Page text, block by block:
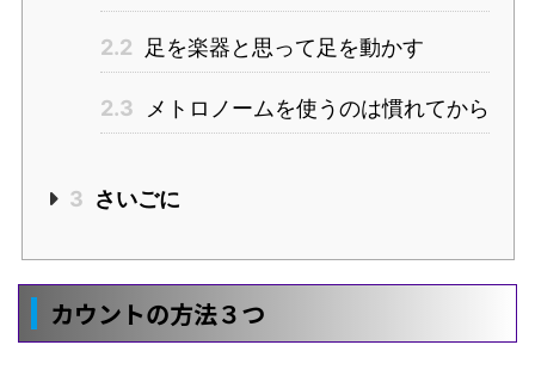
2.2 足を楽器と思って足を動かす
2.3 メトロノームを使うのは慣れてから
3 さいごに
カウントの方法３つ